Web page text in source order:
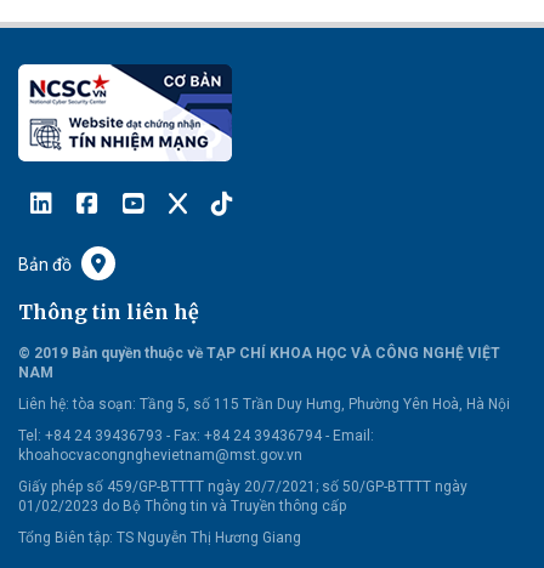
Bản đồ
Thông tin liên hệ
© 2019 Bản quyền thuộc về TẠP CHÍ KHOA HỌC VÀ CÔNG NGHỆ VIỆT
NAM
Liên hệ: tòa soạn: Tầng 5, số 115 Trần Duy Hưng, Phường Yên Hoà, Hà Nội
Tel: +84 24 39436793 - Fax: +84 24 39436794 - Email:
khoahocvacongnghevietnam@mst.gov.vn
Giấy phép số 459/GP-BTTTT ngày 20/7/2021; số 50/GP-BTTTT ngày
01/02/2023 do Bộ Thông tin và Truyền thông cấp
Tổng Biên tập: TS Nguyễn Thị Hương Giang